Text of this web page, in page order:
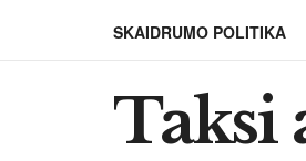
SKAIDRUMO POLITIKA
Taksi